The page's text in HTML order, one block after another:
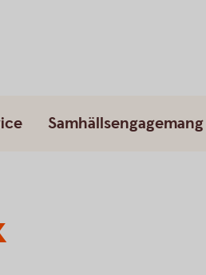
Samhällsengagemang